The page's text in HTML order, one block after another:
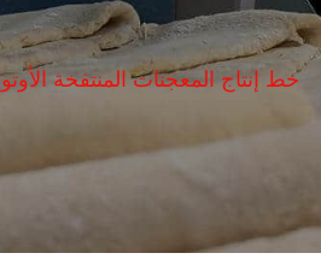
خط إنتاج المعجنات المنتفخة